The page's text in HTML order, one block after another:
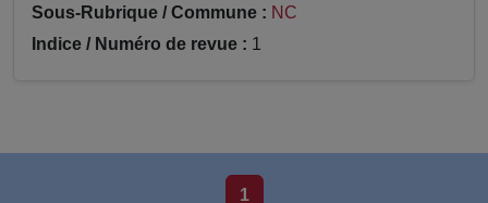
Sous-Rubrique / Commune : NC
Indice / Numéro de revue : 1
1